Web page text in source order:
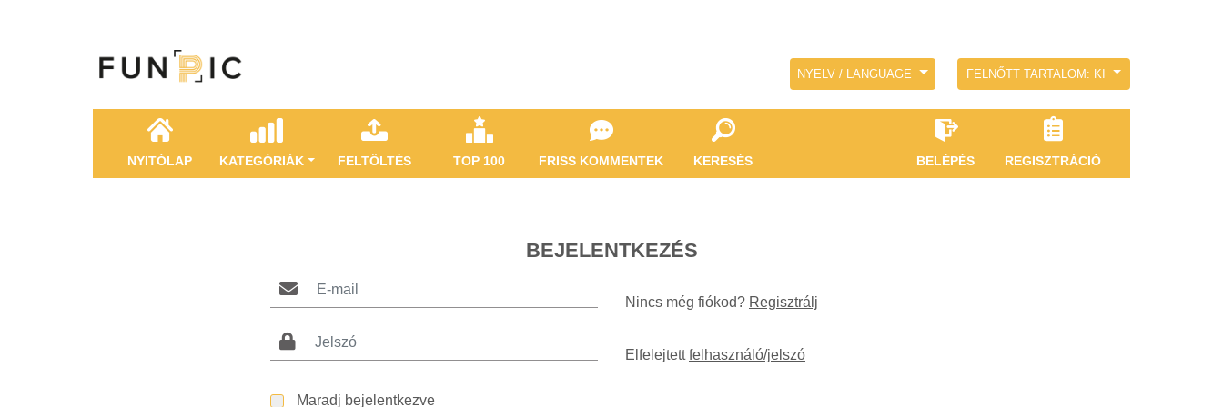
NYELV / LANGUAGE FELNŐTT TARTALOM: KI
NYITÓLAP KATEGÓRIÁK FELTÖLTÉS TOP 100 FRISS KOMMENTEK KERESÉS BELÉPÉS REGISZTRÁCIÓ
BEJELENTKEZÉS
Nincs még fiókod? Regisztrálj
Elfelejtettfelhasználó/jelszó
Maradj bejelentkezve